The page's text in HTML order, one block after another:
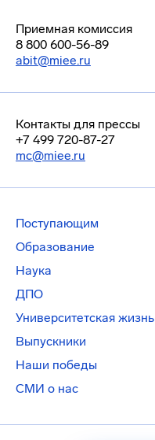
Приемная комиссия
8 800 600-56-89
abit@miee.ru
Контакты для прессы
+7 499 720-87-27
mc@miee.ru
Поступающим
Образование
Наука
ДПО
Университетская жизнь
Выпускники
Наши победы
СМИ о нас